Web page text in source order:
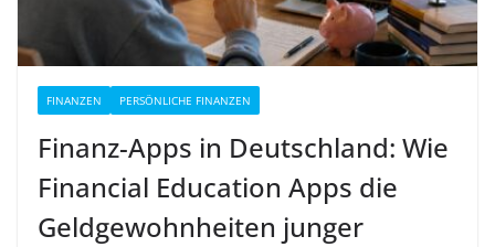
FINANZEN PERSÖNLICHE FINANZEN
Finanz-Apps in Deutschland: Wie
Financial Education Apps die
Geldgewohnheiten junger